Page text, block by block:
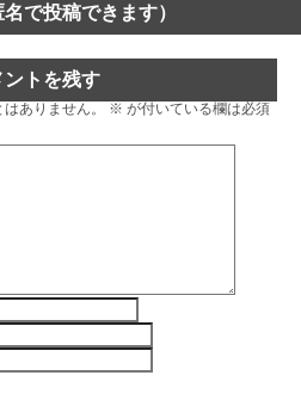
で投稿できます）
ントを残す
ありません。 ※ が付いている欄は必須